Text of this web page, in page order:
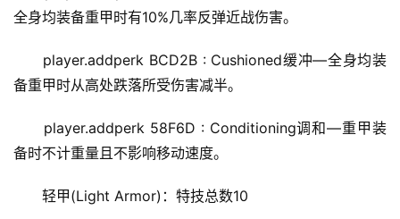
全身均装备重甲时有10%几率反弹近战伤害。
player.addperk BCD2B : Cushioned缓冲—全身均装
备重甲时从高处跌落所受伤害减半。
player.addperk 58F6D : Conditioning调和—重甲装
备时不计重量且不影响移动速度。
轻甲(Light Armor)：特技总数10